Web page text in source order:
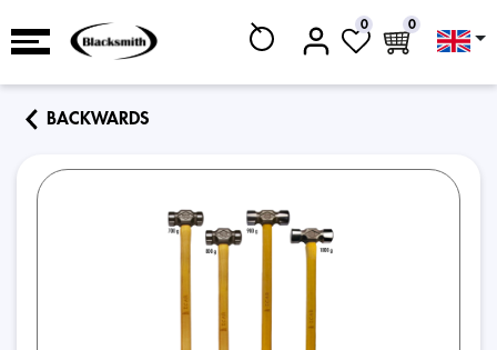
0 0
BACKWARDS